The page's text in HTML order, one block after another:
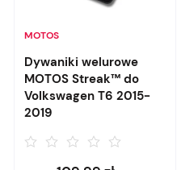
MOTOS
Dywaniki welurowe
MOTOS Streak™ do
Volkswagen T6 2015-
2019